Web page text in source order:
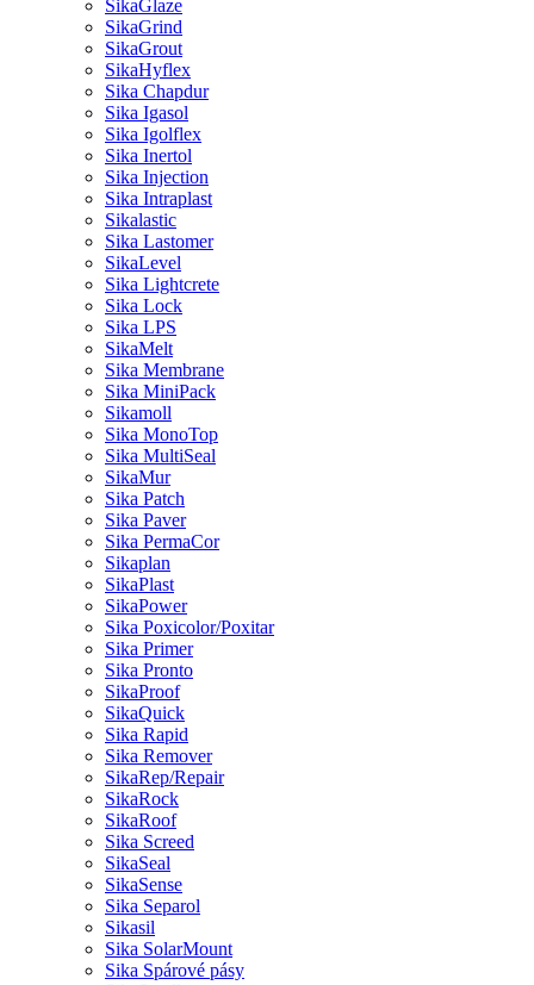
SikaGlaze
SikaGrind
SikaGrout
SikaHyflex
Sika Chapdur
Sika Igasol
Sika Igolflex
Sika Inertol
Sika Injection
Sika Intraplast
Sikalastic
Sika Lastomer
SikaLevel
Sika Lightcrete
Sika Lock
Sika LPS
SikaMelt
Sika Membrane
Sika MiniPack
Sikamoll
Sika MonoTop
Sika MultiSeal
SikaMur
Sika Patch
Sika Paver
Sika PermaCor
Sikaplan
SikaPlast
SikaPower
Sika Poxicolor/Poxitar
Sika Primer
Sika Pronto
SikaProof
SikaQuick
Sika Rapid
Sika Remover
SikaRep/Repair
SikaRock
SikaRoof
Sika Screed
SikaSeal
SikaSense
Sika Separol
Sikasil
Sika SolarMount
Sika Spárové pásy